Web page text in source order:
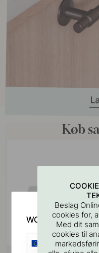
Køb
Beslag
cookies for,
Med dit
cookies til
WOULD YOU
EU